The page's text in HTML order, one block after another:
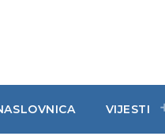
VIJESTI